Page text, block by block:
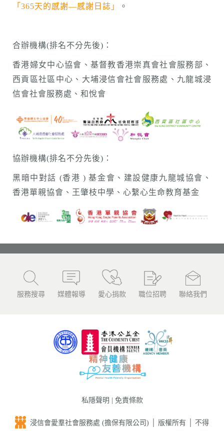
「365天的感謝—感謝日誌」
。
合辦機構(排名不分先後)：
香港婦女中心協會、基督教香港崇真會社會服務部、
西貢區社區中心、大埔浸信會社會服務處、九龍城浸
信會社會服務處、和悅會
協辦機構(排名不分先後)：
黑暗中對話 (香港 ) 基金會、建設健康九龍城協會、
香港單親協會、王肇枝中學、心繫心生命教育基金
服務搜尋 媒體報導 愛心捐款 職位招聘 聯絡我們
私隱聲明 免責條款
浸信會愛羣社會服務處 (擔保有限公司) │ 版權所有 │ 不得